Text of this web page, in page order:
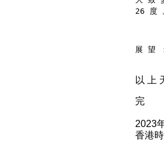
26 度
展 望
以 上
完
2023
香港